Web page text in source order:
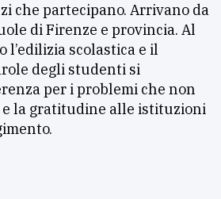
che partecipano. Arrivano da
di Firenze e provincia. Al
scolastica e il
degli studenti si
per i problemi che non
la gratitudine alle istituzioni